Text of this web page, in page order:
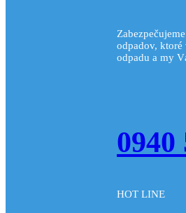
odpadov,
odpadu a my
0940
HOT LINE